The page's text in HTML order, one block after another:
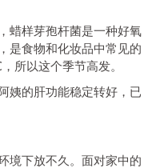
蜡样芽孢杆菌是一种好氧
是食物和化妆品中常见的
所以这个季节高发。
姨的肝功能稳定转好，已
境下放不久。面对家中的